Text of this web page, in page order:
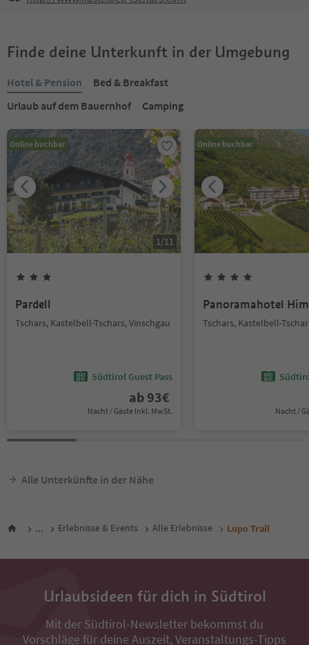
Finde deine Unterkunft in der Umgebung
Hotel & Pension
Bed & Breakfast
Urlaub auf dem Bauernhof
Camping
Online buchbar
1/11
Pardell
Tschars, Kastelbell-Tschars, Vinschgau
Südtirol Guest Pass
ab 93€
Nacht / Gäste Inkl. MwSt.
Online buchbar
Panoramahotel
Tschars, Kastelbell-
Nacht /
Alle Unterkünfte in der Nähe
... Erlebnisse & Events Alle Erlebnisse Lupo Trail
Urlaubsideen für dich in Südtirol
Mit der Südtirol-Newsletter bekommst du
Vorschläge für deine Auszeit, Veranstaltungs-Tipps